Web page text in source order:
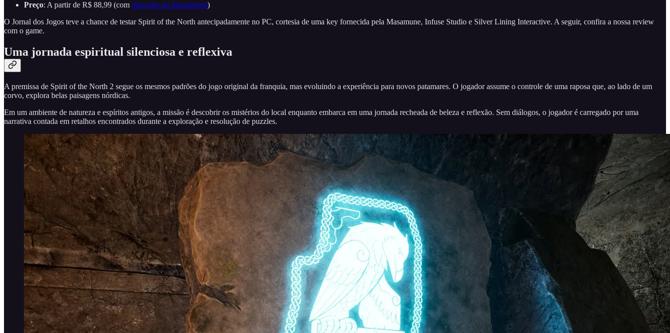
Preço: A partir de R$ 88,99 (com desconto no lançamento)
O Jornal dos Jogos teve a chance de testar Spirit of the North antecipadamente no PC, cortesia de uma key fornecida pela Masamune, Infuse Studio e Silver Lining Interactive. A seguir, confira a nossa review
com o game.
Uma jornada espiritual silenciosa e reflexiva
A premissa de Spirit of the North 2 segue os mesmos padrões do jogo original da franquia, mas evoluindo a experiência para novos patamares. O jogador assume o controle de uma raposa que, ao lado de um
corvo, explora belas paisagens nórdicas.
Em um ambiente de natureza e espíritos antigos, a missão é descobrir os mistérios do local enquanto embarca em uma jornada recheada de beleza e reflexão. Sem diálogos, o jogador é carregado por uma
narrativa contada em retalhos encontrados durante a exploração e resolução de puzzles.